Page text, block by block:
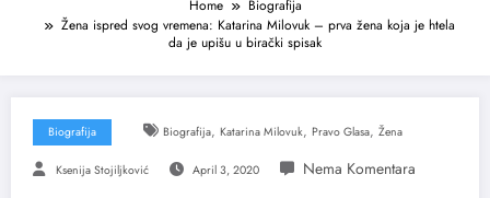
Home
Biografija
Žena ispred svog vremena: Katarina Milovuk – prva žena koja je htela
da je upišu u birački spisak
Biografija Biografija, Katarina Milovuk, Pravo Glasa, Žena
Ksenija Stojiljković April 3, 2020